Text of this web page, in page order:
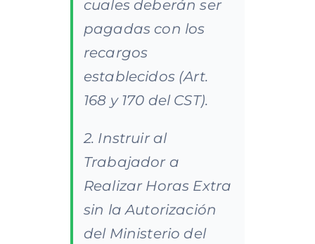
cuales deberán ser
pagadas con los
recargos
establecidos (Art.
168 y 170 del CST).
2. Instruir al
Trabajador a
Realizar Horas Extra
sin la Autorización
del Ministerio del